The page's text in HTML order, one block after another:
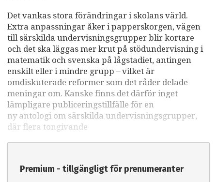
Det vankas stora förändringar i skolans värld.
Extra anpassningar åker i papperskorgen, vägen
till särskilda undervisningsgrupper blir kortare
och det ska läggas mer krut på stödundervisning i
matematik och svenska på lågstadiet, antingen
enskilt eller i mindre grupp – vilket är
omdiskuterade reformer som det råder delade
meningar om. Kanske finns det därför inget
lämpligare publiceringstillfälle för en
ny antologi om särskilda undervisningsgrupper,
där flera tongivande
Premium - tillgängligt för prenumeranter